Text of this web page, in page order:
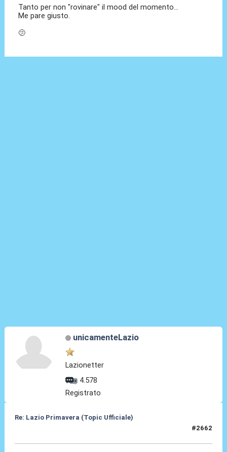
Tanto per non "rovinare" il mood del momento...
Me pare giusto.
🫤
unicamenteLazio
Lazionetter
4.578
Registrato
Re: Lazio Primavera (Topic Ufficiale)
#2662